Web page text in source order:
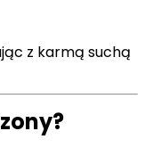
z karmą suchą